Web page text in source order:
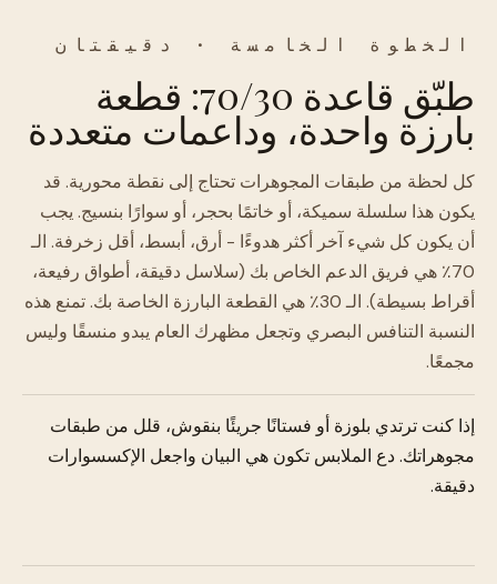
الخطوة الخامسة · دقيقتان
طبّق قاعدة 70/30: قطعة
بارزة واحدة، وداعمات متعددة
كل لحظة من طبقات المجوهرات تحتاج إلى نقطة محورية. قد
يكون هذا سلسلة سميكة، أو خاتمًا بحجر، أو سوارًا بنسيج. يجب
أن يكون كل شيء آخر أكثر هدوءًا - أرق، أبسط، أقل زخرفة. الـ
70٪ هي فريق الدعم الخاص بك (سلاسل دقيقة، أطواق رفيعة،
أقراط بسيطة). الـ 30٪ هي القطعة البارزة الخاصة بك. تمنع هذه
النسبة التنافس البصري وتجعل مظهرك العام يبدو منسقًا وليس
مجمعًا.
إذا كنت ترتدي بلوزة أو فستانًا جريئًا بنقوش، قلل من طبقات
مجوهراتك. دع الملابس تكون هي البيان واجعل الإكسسوارات
دقيقة.